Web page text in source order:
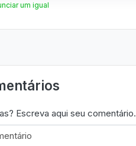
um igual
Escreva aqui seu comentário.